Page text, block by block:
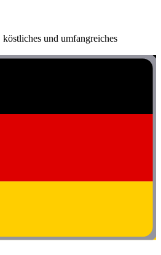
und umfangreiches